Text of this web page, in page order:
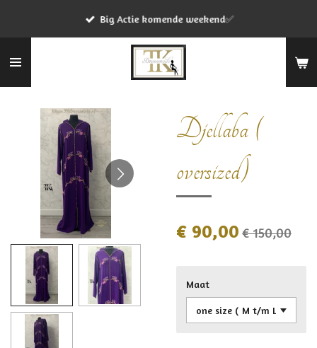
de
Big Actie komende weekend✅
Djellaba (
oversized)
€ 90,00 € 150,00
Maat